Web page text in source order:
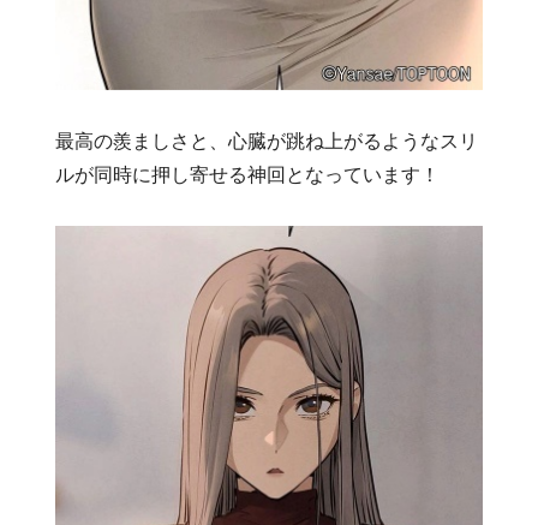
最高の羨ましさと、心臓が跳ね上がるようなスリ
ルが同時に押し寄せる神回となっています！